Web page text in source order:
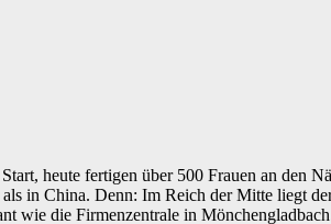
heute fertigen über 500 Frauen an den
in China. Denn: Im Reich der Mitte liegt
wie die Firmenzentrale in